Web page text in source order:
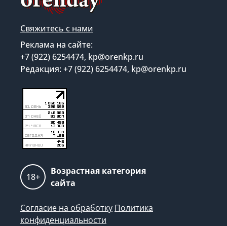
Свяжитесь с нами
Реклама на сайте:
+7 (922) 6254474, kp@orenkp.ru
Редакция: +7 (922) 6254474, kp@orenkp.ru
18+
Возрастная категория
сайта
Согласие на обработку Политика
конфиденциальности